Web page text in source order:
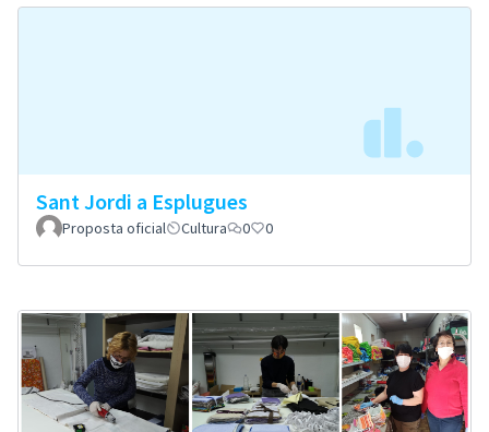
Sant Jordi a Esplugues
Proposta oficial Cultura 0 0